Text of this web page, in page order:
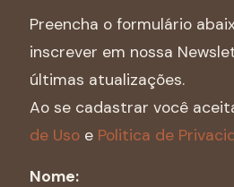
Preencha o formulário
inscrever em nossa
últimas atualizações.
Ao se cadastrar você
de Uso e Politica de
Nome: